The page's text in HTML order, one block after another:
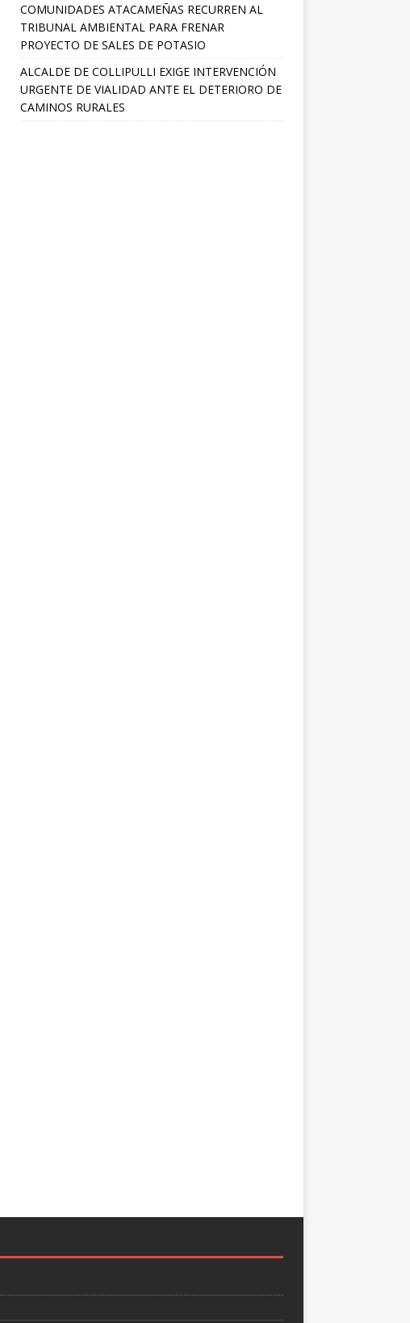
COMUNIDADES ATACAMEÑAS RECURREN AL
TRIBUNAL AMBIENTAL PARA FRENAR
PROYECTO DE SALES DE POTASIO
ALCALDE DE COLLIPULLI EXIGE INTERVENCIÓN
URGENTE DE VIALIDAD ANTE EL DETERIORO DE
CAMINOS RURALES